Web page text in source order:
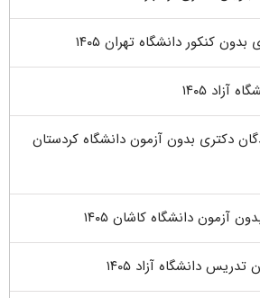
کنکور دانشگاه تهران ۱۴۰۵
۱۴۰۵
دکتری بدون آزمون دانشگاه کردستان
آزمون دانشگاه کاشان ۱۴۰۵
دانشگاه آزاد ۱۴۰۵